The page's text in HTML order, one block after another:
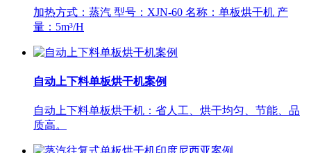
加热方式：蒸汽 型号：XJN-60 名称：单板烘干机 产
量：5m³/H
自动上下料单板烘干机案例
自动上下料单板烘干机：省人工、烘干均匀、节能、品
质高。